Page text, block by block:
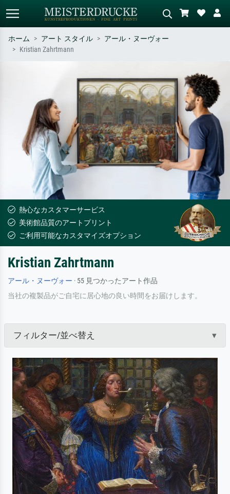
– 例：モネ、星月夜、印象派、北
斎の波、ヌード。
シーンを説明してください – 例：
緑の草原、赤の多い抽象画、暗い
油絵、木のそばの立ち姿のヌー
ド。
ホーム アート スタイル
アール・ヌーヴォー
Kristian Zahrtmann
熱心なカスタマーサービス
美術館品質のアートプリント
ご利用可能なカスタマイズオプション
Kristian Zahrtmann
アール・ヌーヴォー · 55 見つかったアート作品
当社の複製品がご自宅に居心地の良い時間をお届けします。
フィルター/並べ替え